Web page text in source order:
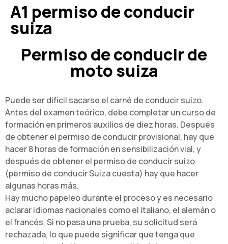
A1 permiso de conducir
suiza
Permiso de conducir de
moto suiza
Puede ser difícil sacarse el carné de conducir suizo.
Antes del examen teórico, debe completar un curso de
formación en primeros auxilios de diez horas. Después
de obtener el permiso de conducir provisional, hay que
hacer 8 horas de formación en sensibilización vial, y
después de obtener el permiso de conducir suizo
(permiso de conducir Suiza cuesta) hay que hacer
algunas horas más.
Hay mucho papeleo durante el proceso y es necesario
aclarar idiomas nacionales como el italiano, el alemán o
el francés. Si no pasa una prueba, su solicitud será
rechazada, lo que puede significar que tenga que